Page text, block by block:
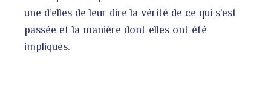
une d’elles de leur dire la vérité de ce qui s’est
passée et la manière dont elles ont été
impliqués.